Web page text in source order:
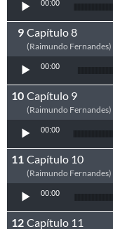
00:00
Capítulo 8
(Raimundo Fernandes)
Tocador de áudio
00:00
Capítulo 9
(Raimundo Fernandes)
Tocador de áudio
00:00
Capítulo 10
(Raimundo Fernandes)
Tocador de áudio
00:00
Capítulo 11